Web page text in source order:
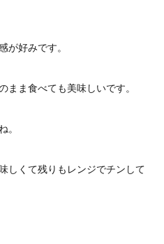
が好みです。
まま食べても美味しいです。
。
しくて残りもレンジでチンして